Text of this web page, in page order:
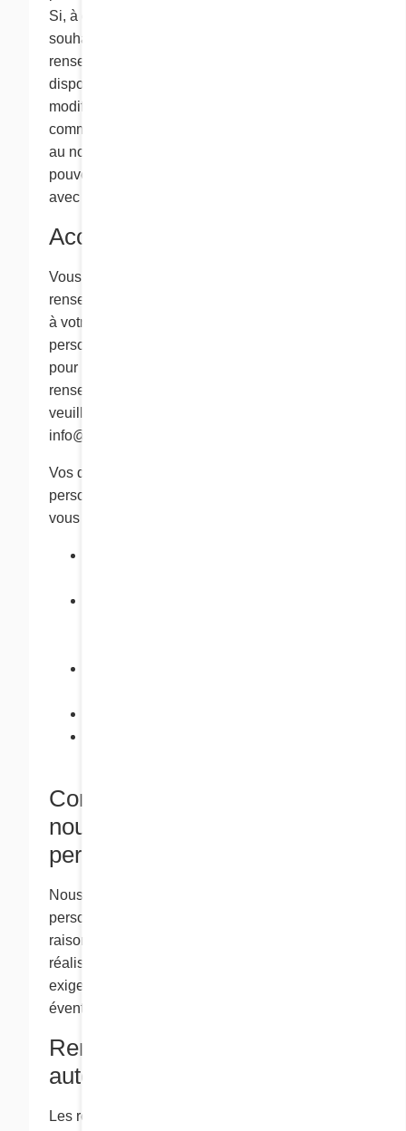
Si, à quelque moment que ce soit, vous
souhaitez mettre à jour ou corriger les
renseignements personnels dont nous
disposons sur vous, ou si vous souhaitez
modifier vos préférences pour les
communications que vous recevez de nous ou
au nom de nos partenaires commerciaux, vous
pouvez nous en informer en communiquant
avec nous à l’adresse info@chezcora.com.
Accès
Vous pouvez demander d’accéder à tous les
renseignements personnels que nous détenons
à votre sujet. Afin de revoir les renseignements
personnels que nous détenons à votre sujet, ou
pour nous demander de supprimer ces
renseignements ou de cesser de les utiliser,
veuillez communiquer avec nous à l’adresse
info@chezcora.com.
Vos droits d’accès à vos renseignements
personnels ne sont pas absolus. Nous pouvons
vous refuser d’y accéder :
Combien de temps gardons-
nous vos renseignements
personnels?
Nous conservons vos renseignements
personnels aussi longtemps qu’il est
raisonnablement nécessaire de le faire pour
réaliser nos transactions avec vous, ou selon les
exigences de la loi, selon la première
éventualité.
Renseignements
automatiques
Les renseignements automatiques sont des